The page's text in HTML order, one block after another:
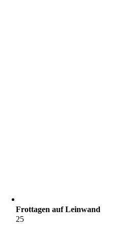
Frottagen auf Leinwand
25